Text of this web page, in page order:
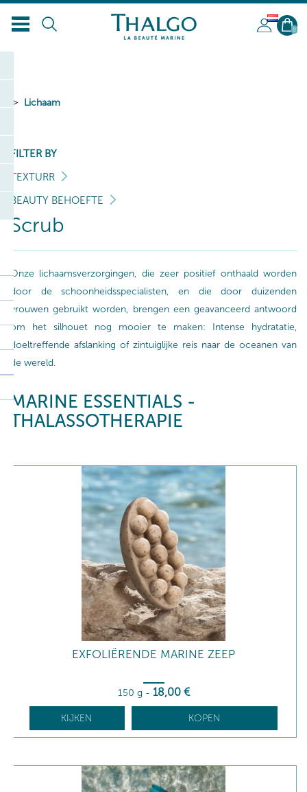
NL
0
Lichaam
FILTER BY
TEXTURR
BEAUTY BEHOEFTE
Scrub
Onze lichaamsverzorgingen, die zeer positief onthaald worden
door de schoonheidsspecialisten, en die door duizenden
vrouwen gebruikt worden, brengen een geavanceerd antwoord
om het silhouet nog mooier te maken: Intense hydratatie,
doeltreffende afslanking of zintuiglijke reis naar de oceanen van
de wereld.
MARINE ESSENTIALS -
THALASSOTHERAPIE
EXFOLIËRENDE MARINE ZEEP
150 g - 18,00 €
KIJKEN KOPEN